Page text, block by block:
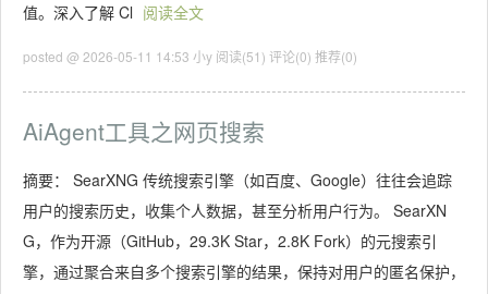
值。深入了解 Cl 阅读全文
posted @ 2026-05-11 14:53 小y 阅读(51) 评论(0) 推荐(0)
AiAgent工具之网页搜索
摘要： SearXNG 传统搜索引擎（如百度、Google）往往会追踪
用户的搜索历史，收集个人数据，甚至分析用户行为。 SearXN
G，作为开源（GitHub，29.3K Star，2.8K Fork）的元搜索引
擎，通过聚合来自多个搜索引擎的结果，保持对用户的匿名保护，